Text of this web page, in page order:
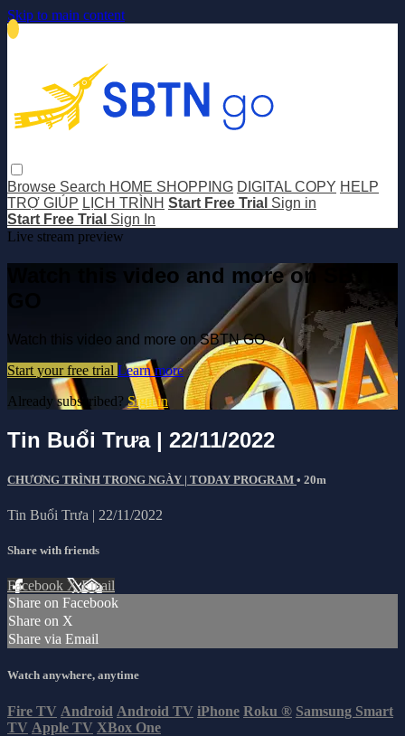
Skip to main content
Browse Search HOME SHOPPING DIGITAL COPY HELP
TRỢ GIÚP LỊCH TRÌNH Start Free Trial Sign in
Start Free Trial Sign In
Live stream preview
Watch this video and more on SBTN
Watch this video and more on SBTN GO
Start your free trial Learn more
Already subscribed? Sign in
Tin Buổi Trưa | 22/11/2022
CHƯƠNG TRÌNH TRONG NGÀY | TODAY PROGRAM • 20m
Tin Buổi Trưa | 22/11/2022
Share with friends
Facebook XEmail
Share on Facebook
Share on X
Share via Email
Watch anywhere, anytime
Fire TV Android Android TV iPhone Roku ® Samsung Smart
TV Apple TV XBox One